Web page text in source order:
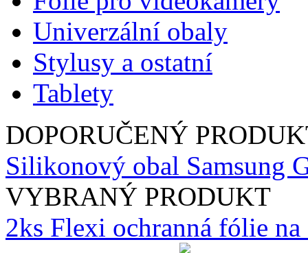
Univerzální obaly
Stylusy a ostatní
Tablety
DOPORUČENÝ
Silikonový obal Samsung
VYBRANÝ PRODUKT
2ks Flexi ochranná fólie